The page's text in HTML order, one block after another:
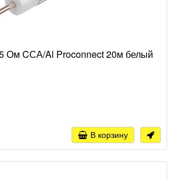
Ом CСА/Al Proconnect 20м белый
В корзину